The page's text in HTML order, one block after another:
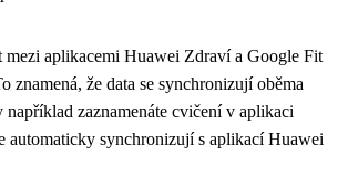
mezi aplikacemi Huawei Zdraví a Google Fit
znamená, že data se synchronizují oběma
například zaznamenáte cvičení v aplikaci
automaticky synchronizují s aplikací Huawei